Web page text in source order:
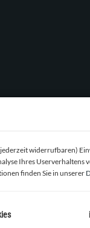
widerrufbaren)
Ihres Userverhaltens
finden Sie in unserer